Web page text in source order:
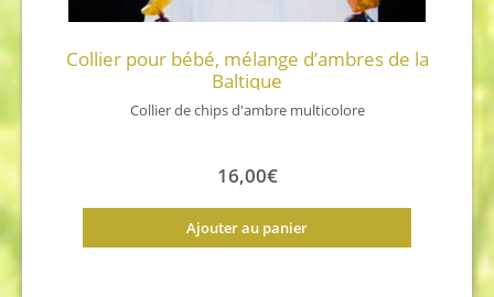
Collier pour bébé, mélange d’ambres de la
Baltique
Collier de chips d'ambre multicolore
16,00€
Ajouter au panier